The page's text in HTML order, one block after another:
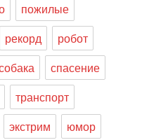
пожилые
рекорд
робот
спасение
транспорт
экстрим юмор